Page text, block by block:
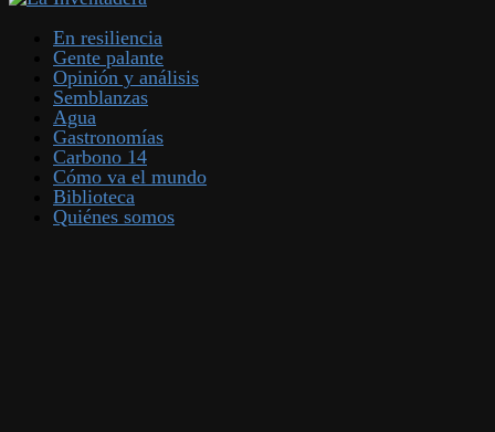
En resiliencia
Gente palante
Opinión y análisis
Semblanzas
Agua
Gastronomías
Carbono 14
Cómo va el mundo
Biblioteca
Quiénes somos